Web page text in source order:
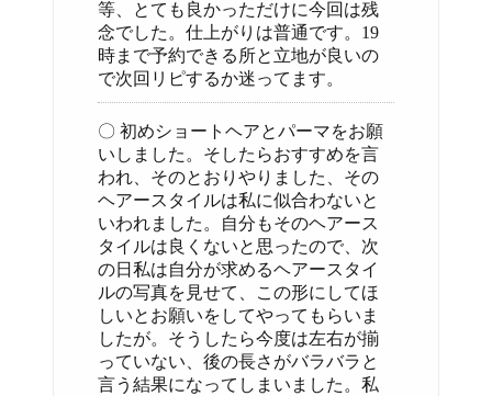
等、とても良かっただけに今回は残
念でした。仕上がりは普通です。19
時まで予約できる所と立地が良いの
で次回リピするか迷ってます。
〇 初めショートヘアとパーマをお願
いしました。そしたらおすすめを言
われ、そのとおりやりました、その
ヘアースタイルは私に似合わないと
いわれました。自分もそのヘアース
タイルは良くないと思ったので、次
の日私は自分が求めるヘアースタイ
ルの写真を見せて、この形にしてほ
しいとお願いをしてやってもらいま
したが。そうしたら今度は左右が揃
っていない、後の長さがバラバラと
言う結果になってしまいました。私